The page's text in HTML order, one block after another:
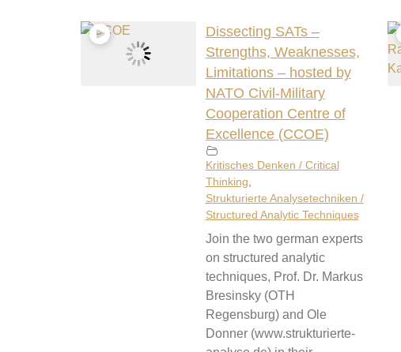
Dissecting SATs –
Strengths, Weaknesses,
Limitations – hosted by
NATO Civil-Military
Cooperation Centre of
Excellence (CCOE)
Kritisches Denken / Critical
Thinking
Strukturierte Analysetechniken /
Structured Analytic Techniques
Join the two german experts
on structured analytic
techniques, Prof. Dr. Markus
Bresinsky (OTH
Regensburg) and Ole
Donner (www.strukturierte-